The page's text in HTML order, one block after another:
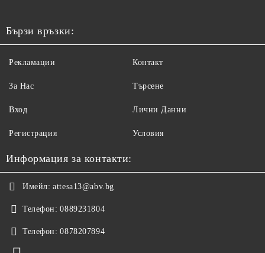
Бързи връзки:
Рекламации
За Нас
Вход
Регистрация
Контакт
Търсене
Лични Данни
Условия
Информация за контакти:
Имейл: attesa13@abv.bg
Телефон: 0889231804
Телефон: 0878207894